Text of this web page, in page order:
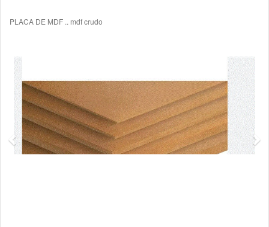
PLACA DE MDF .. mdf crudo